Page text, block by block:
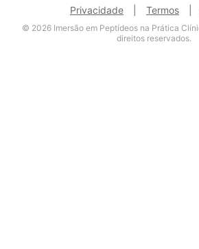
Privacidade Termos
© 2026 Imersão em Peptídeos na Prática
direitos reservados.